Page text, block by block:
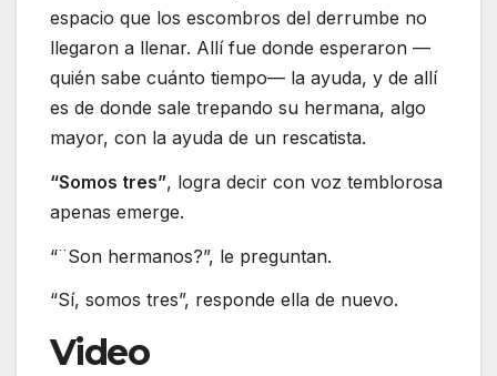
espacio que los escombros del derrumbe no
llegaron a llenar. Allí fue donde esperaron —
quién sabe cuánto tiempo— la ayuda, y de allí
es de donde sale trepando su hermana, algo
mayor, con la ayuda de un rescatista.
“Somos tres”, logra decir con voz temblorosa
apenas emerge.
“¨Son hermanos?”, le preguntan.
“Sí, somos tres”, responde ella de nuevo.
Video